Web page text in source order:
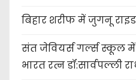
बिहार शरीफ में जुगनू
संत जेवियर्स गर्ल्स स्कूल
भारत रत्न डॉ:सार्वपल्ली